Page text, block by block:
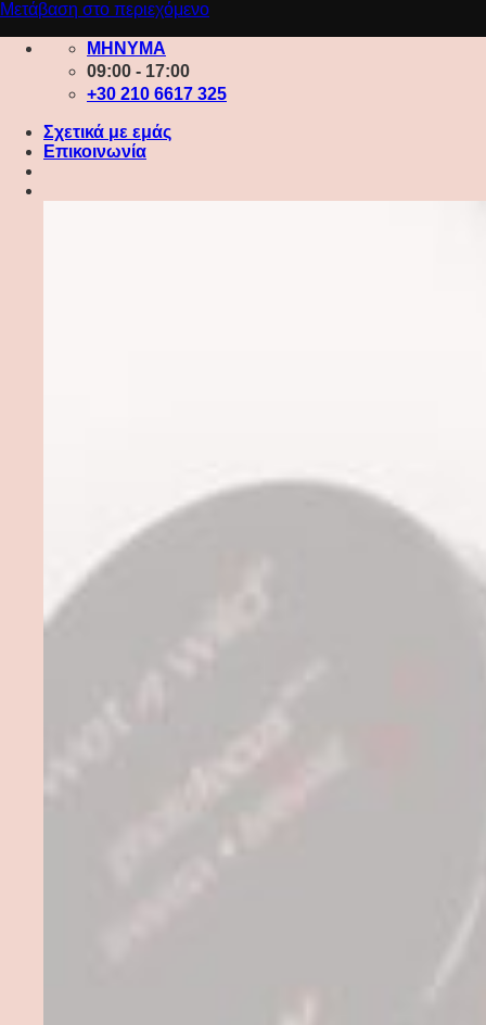
Μετάβαση στο περιεχόμενο
ΜΗΝΥΜΑ
09:00 - 17:00
+30 210 6617 325
Σχετικά με εμάς
Επικοινωνία